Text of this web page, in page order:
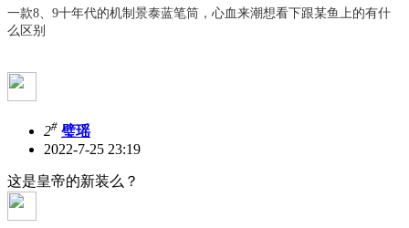
一款8、9十年代的机制景泰蓝笔筒，心血来潮想看下跟某鱼上的有什
么区别
2# 璧瑶
2022-7-25 23:19
这是皇帝的新装么？